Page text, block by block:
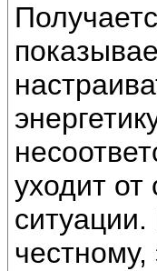
уходит от